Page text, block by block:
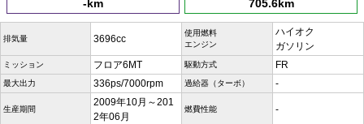
-km 705.6km
排気量 3696cc
使用燃料
エンジン
ハイオク
ガソリン
ミッション フロア6MT 駆動方式 FR
最大出力 336ps/7000rpm 過給器（ターボ） -
生産期間
2009年10月～201
2年06月
燃費性能 -